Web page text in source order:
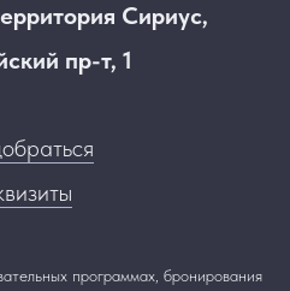
Сириус,
пр-т, 1
программах, бронирования